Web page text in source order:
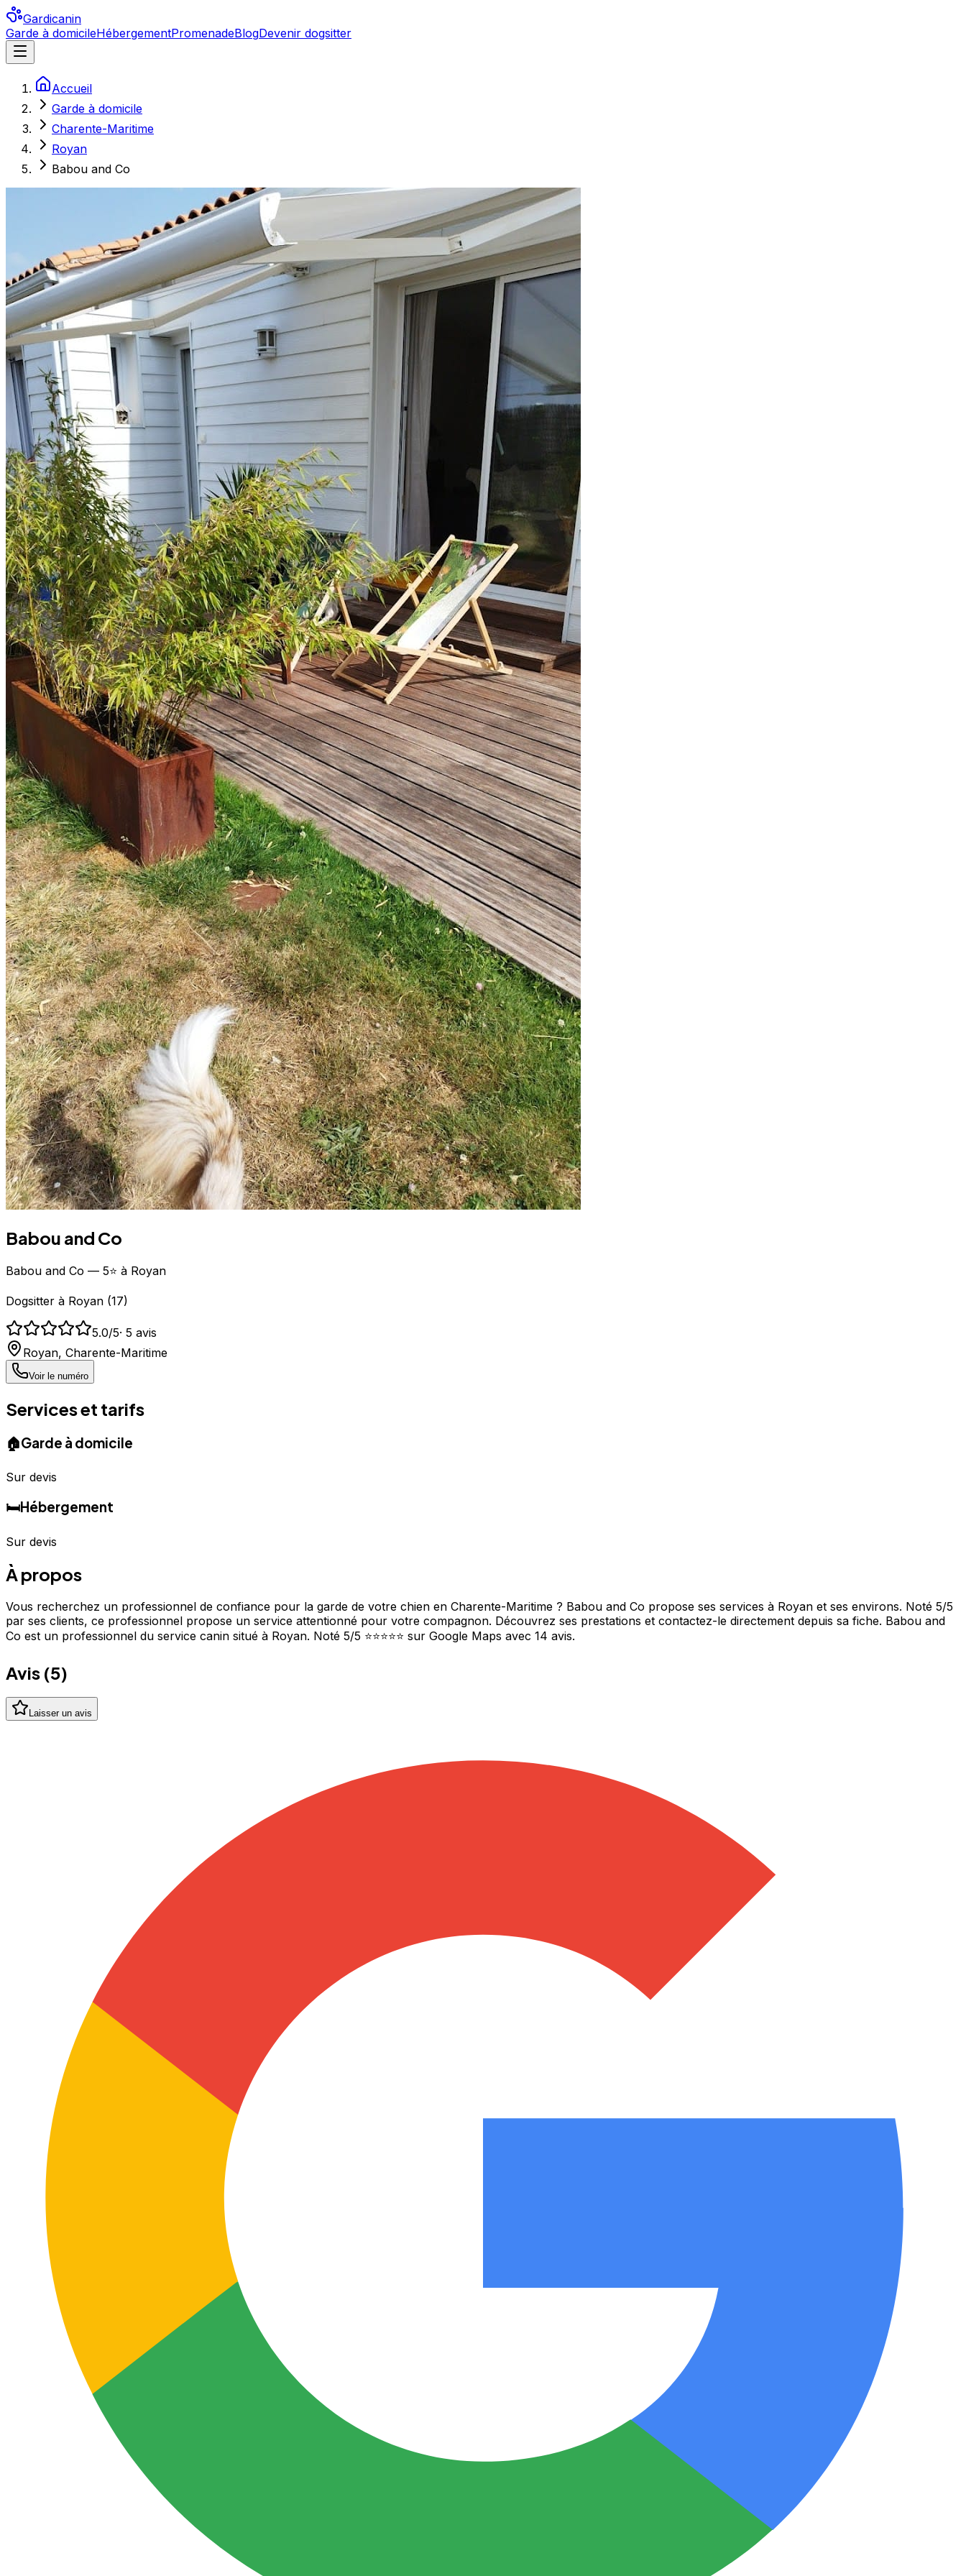
Gardicanin
Garde à domicileHébergementPromenadeBlogDevenir dogsitter
Accueil
Garde à domicile
Charente-Maritime
Royan
Babou and Co
Babou and Co
Babou and Co — 5⭐ à Royan
Dogsitter à Royan (17)
5.0/5· 5 avis
Royan, Charente-Maritime
Voir le numéro
Services et tarifs
🏠Garde à domicile
Sur devis
🛏️Hébergement
Sur devis
À propos
Vous recherchez un professionnel de confiance pour la garde de votre chien en Charente-Maritime ? Babou and Co propose ses services à Royan et ses environs. Noté 5/5
par ses clients, ce professionnel propose un service attentionné pour votre compagnon. Découvrez ses prestations et contactez-le directement depuis sa fiche. Babou and
Co est un professionnel du service canin situé à Royan. Noté 5/5 ⭐⭐⭐⭐⭐ sur Google Maps avec 14 avis.
Avis (5)
Laisser un avis